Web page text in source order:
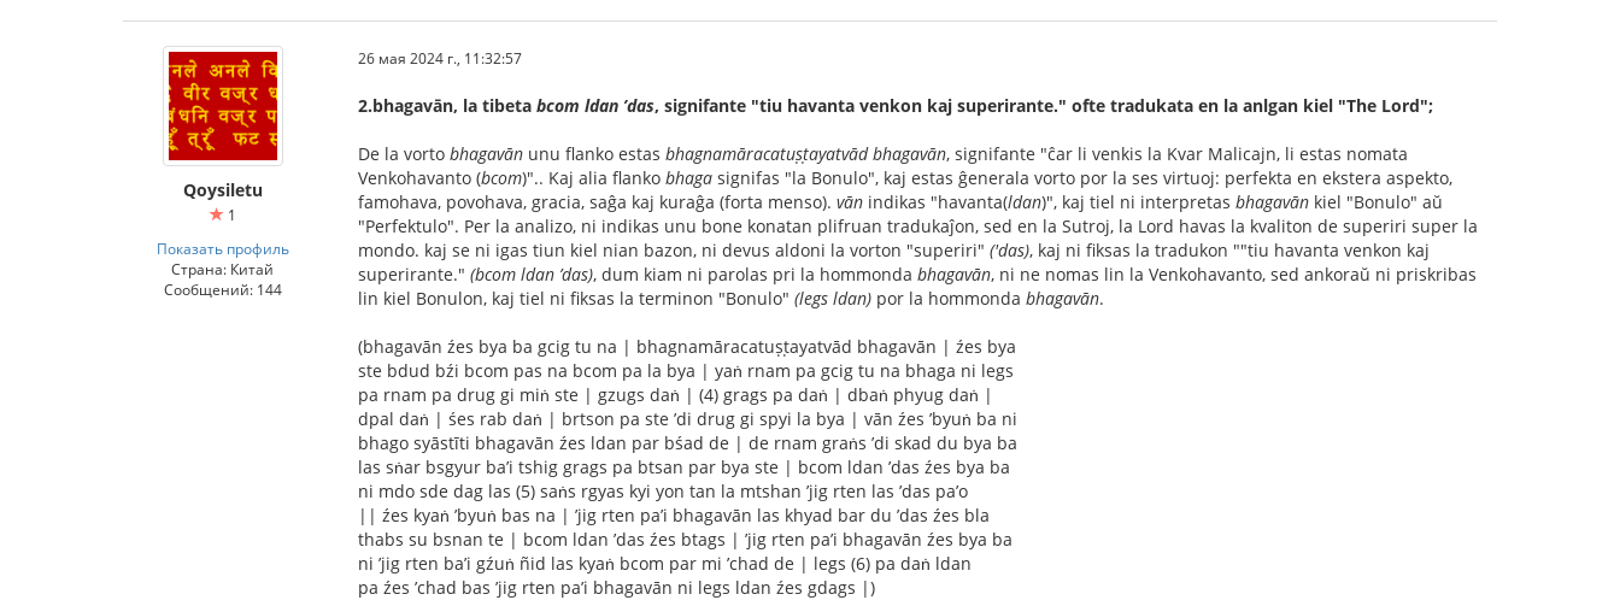
Qoysiletu
1
Показать профиль
Страна: Китай
Сообщений: 144
26 мая 2024 г., 11:32:57
2.bhagavān, la tibeta bcom ldan ’das, signifante "tiu havanta venkon kaj superirante." ofte tradukata en la anlgan kiel "The Lord";
De la vorto bhagavān unu flanko estas bhagnamāracatuṣṭayatvād bhagavān, signifante "ĉar li venkis la Kvar Malicajn, li estas nomata
Venkohavanto (bcom)".. Kaj alia flanko bhaga signifas "la Bonulo", kaj estas ĝenerala vorto por la ses virtuoj: perfekta en ekstera aspekto,
famohava, povohava, gracia, saĝa kaj kuraĝa (forta menso). vān indikas "havanta(ldan)", kaj tiel ni interpretas bhagavān kiel "Bonulo" aŭ
"Perfektulo". Per la analizo, ni indikas unu bone konatan plifruan tradukaĵon, sed en la Sutroj, la Lord havas la kvaliton de superiri super la
mondo. kaj se ni igas tiun kiel nian bazon, ni devus aldoni la vorton "superiri" ('das), kaj ni fiksas la tradukon ""tiu havanta venkon kaj
superirante." (bcom ldan ’das), dum kiam ni parolas pri la hommonda bhagavān, ni ne nomas lin la Venkohavanto, sed ankoraŭ ni priskribas
lin kiel Bonulon, kaj tiel ni fiksas la terminon "Bonulo" (legs ldan) por la hommonda bhagavān.
(bhagavān źes bya ba gcig tu na | bhagnamāracatuṣṭayatvād bhagavān | źes bya
ste bdud bźi bcom pas na bcom pa la bya | yaṅ rnam pa gcig tu na bhaga ni legs
pa rnam pa drug gi miṅ ste | gzugs daṅ | (4) grags pa daṅ | dbaṅ phyug daṅ |
dpal daṅ | śes rab daṅ | brtson pa ste ’di drug gi spyi la bya | vān źes ’byuṅ ba ni
bhago syāstīti bhagavān źes ldan par bśad de | de rnam graṅs ’di skad du bya ba
las sṅar bsgyur ba’i tshig grags pa btsan par bya ste | bcom ldan ’das źes bya ba
ni mdo sde dag las (5) saṅs rgyas kyi yon tan la mtshan ’jig rten las ’das pa’o
|| źes kyaṅ ’byuṅ bas na | ’jig rten pa’i bhagavān las khyad bar du ’das źes bla
thabs su bsnan te | bcom ldan ’das źes btags | ’jig rten pa’i bhagavān źes bya ba
ni ’jig rten ba’i gźuṅ ñid las kyaṅ bcom par mi ’chad de | legs (6) pa daṅ ldan
pa źes ’chad bas ’jig rten pa’i bhagavān ni legs ldan źes gdags |)